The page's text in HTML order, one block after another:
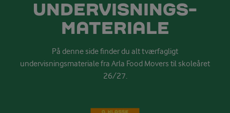
UNDERVISNINGS­
MATERIALE
På denne side finder du alt tværfagligt
undervisningsmateriale fra Arla Food Movers til skoleåret
26/27.